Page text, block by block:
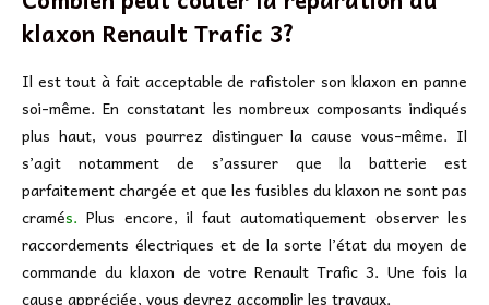
klaxon Renault Trafic 3?
Il est tout à fait acceptable de rafistoler son klaxon en panne
soi-même. En constatant les nombreux composants indiqués
plus haut, vous pourrez distinguer la cause vous-même. Il
s’agit notamment de s’assurer que la batterie est
parfaitement chargée et que les fusibles du klaxon ne sont pas
cramés. Plus encore, il faut automatiquement observer les
raccordements électriques et de la sorte l’état du moyen de
commande du klaxon de votre Renault Trafic 3. Une fois la
cause appréciée, vous devrez accomplir les travaux.